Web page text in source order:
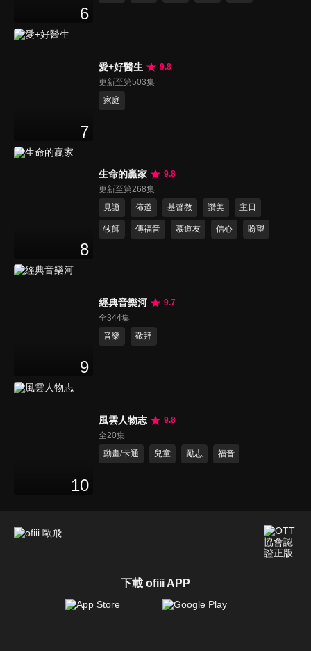
6
7
愛+好醫生
9.8
更新至第503集
家庭
8
生命的贏家
9.8
更新至第268集
見證
佈道 基督教 讚美 主日
牧師 傳福音 慕道友 信心 盼望
9
經典音樂河
9.7
全344集
音樂
敬拜
10
風雲人物志
9.8
全20集
動畫/卡通
兒童 勵志 福音
下載 ofiii APP